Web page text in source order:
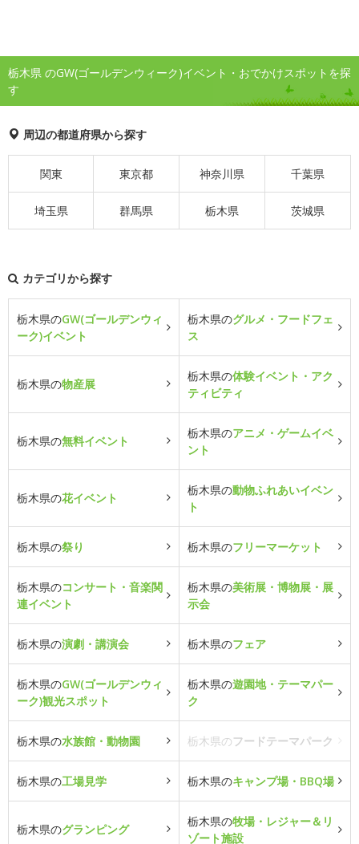
栃木県 のGW(ゴールデンウィーク)イベント・おでかけスポットを探
す
周辺の都道府県から探す
関東 東京都 神奈川県 千葉県
埼玉県 群馬県 栃木県 茨城県
カテゴリから探す
栃木県のGW(ゴールデンウィ
ーク)イベント
栃木県のグルメ・フードフェ
ス
栃木県の物産展
栃木県の体験イベント・アク
ティビティ
栃木県の無料イベント
栃木県のアニメ・ゲームイベ
ント
栃木県の花イベント
栃木県の動物ふれあいイベン
ト
栃木県の祭り 栃木県のフリーマーケット
栃木県のコンサート・音楽関
連イベント
栃木県の美術展・博物展・展
示会
栃木県の演劇・講演会 栃木県のフェア
栃木県のGW(ゴールデンウィ
ーク)観光スポット
栃木県の遊園地・テーマパー
ク
栃木県の水族館・動物園 栃木県のフードテーマパーク
栃木県の工場見学 栃木県のキャンプ場・BBQ場
栃木県のグランピング
栃木県の牧場・レジャー＆リ
ゾート施設